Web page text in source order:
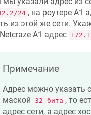
24 , на роутере А1
из этой же сети.
Netcraze А1 адрес
Примечание
Адрес можно указать с
маской 32 бита , то
адрес сети, а адрес